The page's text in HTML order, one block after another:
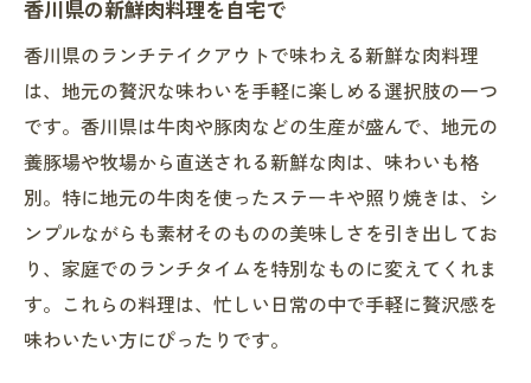
香川県の新鮮肉料理を自宅で
香川県のランチテイクアウトで味わえる新鮮な肉料理
は、地元の贅沢な味わいを手軽に楽しめる選択肢の一つ
です。香川県は牛肉や豚肉などの生産が盛んで、地元の
養豚場や牧場から直送される新鮮な肉は、味わいも格
別。特に地元の牛肉を使ったステーキや照り焼きは、シ
ンプルながらも素材そのものの美味しさを引き出してお
り、家庭でのランチタイムを特別なものに変えてくれま
す。これらの料理は、忙しい日常の中で手軽に贅沢感を
味わいたい方にぴったりです。